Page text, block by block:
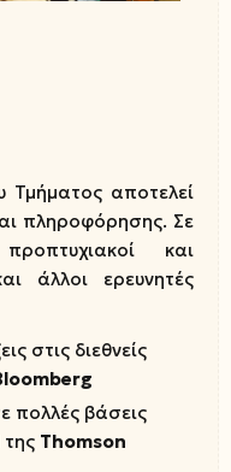
Τμήματος αποτελεί
πληροφόρησης. Σε
και
άλλοι ερευνητές
στις διεθνείς
πολλές βάσεις
της Thomson